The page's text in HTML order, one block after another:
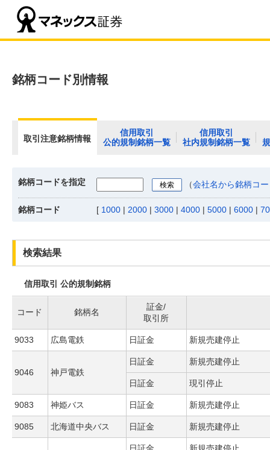
銘柄コード別情報
取引注意銘柄情報
信用取引
公的規制銘柄一覧
信用取引
社内規制銘柄一覧
銘柄コードを指定 （会社名から銘柄コ
銘柄コード [ 1000 | 2000 | 3000 | 4000 | 5000 | 6000 |
検索結果
信用取引 公的規制銘柄
コード 銘柄名
証金/
取引所
9033 広島電鉄 日証金 新規売建停止
9046 神戸電鉄
日証金 新規売建停止
日証金 現引停止
9083 神姫バス 日証金 新規売建停止
9085 北海道中央バス 日証金 新規売建停止